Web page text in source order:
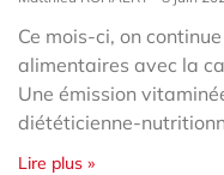
Ce mois-ci, on
alimentaires avec la
Une émission
diététicienne-
Lire plus »